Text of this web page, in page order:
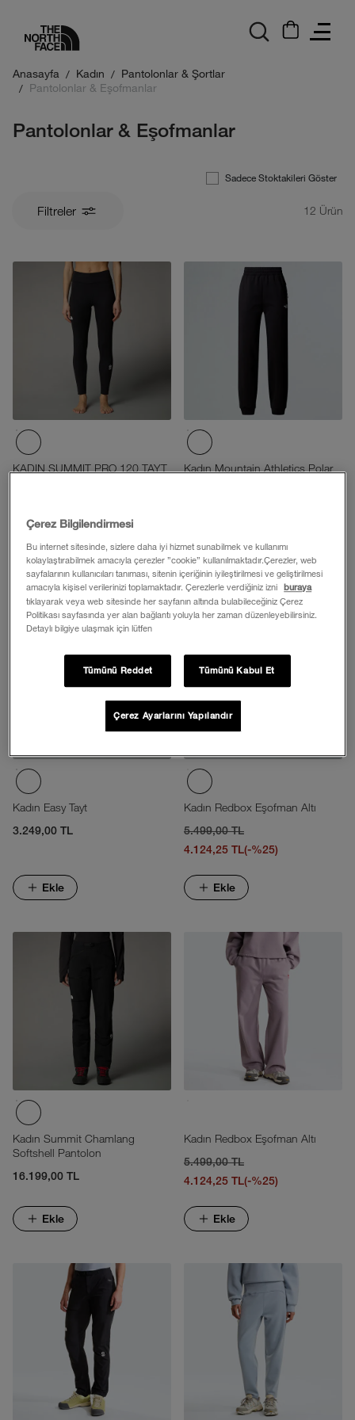
Anasayfa Kadın
Pantolonlar & Şortlar
Pantolonlar & Eşofmanlar
Pantolonlar & Eşofmanlar
Sadece Stoktakileri Göster
Filtreler 12 Ürün
KADIN SUMMIT PRO 120 TAYT
Ekle
Kadın Mountain Athletics Polar
Ekle
Kadın Easy Tayt
3.249,00 TL
Ekle
Kadın Redbox Eşofman Altı
5.499,00 TL
4.124,25 TL(-%25)
Ekle
Kadın Summit Chamlang
Softshell Pantolon
16.199,00 TL
Ekle
Kadın Redbox Eşofman Altı
5.499,00 TL
4.124,25 TL(-%25)
Ekle
Çerez Bilgilendirmesi
Bu internet sitesinde, sizlere daha iyi hizmet sunabilmek ve kullanımı
kolaylaştırabilmek amacıyla çerezler ”cookie” kullanılmaktadır.Çerezler, web
sayfalarının kullanıcıları tanıması, sitenin içeriğinin iyileştirilmesi ve geliştirilmesi
amacıyla kişisel verilerinizi toplamaktadır. Çerezlerle verdiğiniz izni
buraya
tıklayarak veya web sitesinde her sayfanın altında bulabileceğiniz Çerez
Politikası sayfasında yer alan bağlantı yoluyla her zaman düzenleyebilirsiniz.
Detaylı bilgiye ulaşmak için lütfen
Tümünü Reddet Tümünü Kabul Et
Çerez Ayarlarını Yapılandır